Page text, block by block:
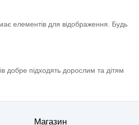
елементів для відображення. Будь
добре підходять дорослим та дітям
Магазин